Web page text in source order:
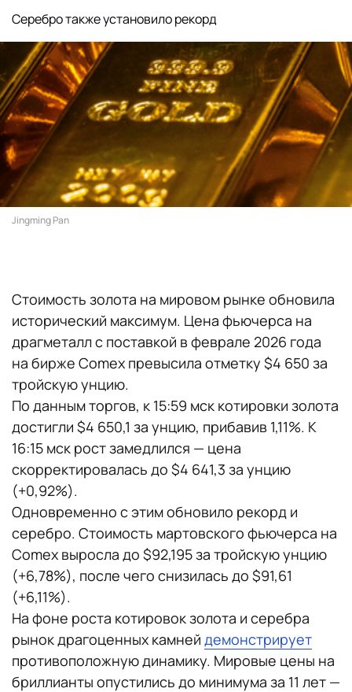
Серебро также установило рекорд
Jingming Pan
Стоимость золота на мировом рынке обновила
исторический максимум. Цена фьючерса на
драгметалл с поставкой в феврале 2026 года
на бирже Comex превысила отметку $4 650 за
тройскую унцию.
По данным торгов, к 15:59 мск котировки золота
достигли $4 650,1 за унцию, прибавив 1,11%. К
16:15 мск рост замедлился — цена
скорректировалась до $4 641,3 за унцию
(+0,92%).
Одновременно с этим обновило рекорд и
серебро. Стоимость мартовского фьючерса на
Comex выросла до $92,195 за тройскую унцию
(+6,78%), после чего снизилась до $91,61
(+6,11%).
На фоне роста котировок золота и серебра
рынок драгоценных камней демонстрирует
противоположную динамику. Мировые цены на
бриллианты опустились до минимума за 11 лет —